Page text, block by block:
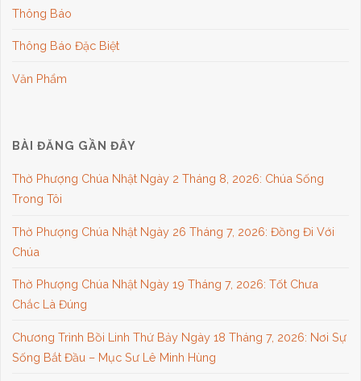
Thông Báo
Thông Báo Đặc Biệt
Văn Phẩm
BÀI ĐĂNG GẦN ĐÂY
Thờ Phượng Chúa Nhật Ngày 2 Tháng 8, 2026: Chúa Sống
Trong Tôi
Thờ Phượng Chúa Nhật Ngày 26 Tháng 7, 2026: Đồng Đi Với
Chúa
Thờ Phượng Chúa Nhật Ngày 19 Tháng 7, 2026: Tốt Chưa
Chắc Là Đúng
Chương Trình Bồi Linh Thứ Bảy Ngày 18 Tháng 7, 2026: Nơi Sự
Sống Bắt Đầu – Mục Sư Lê Minh Hùng